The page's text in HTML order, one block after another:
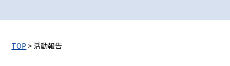
TOP > 活動報告